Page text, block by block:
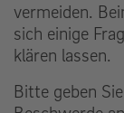
vermeiden.
sich einige
klären lassen.
Bitte geben